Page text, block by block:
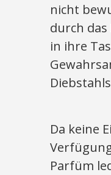
nicht
durch das
in ihre
Da keine
Parfüm